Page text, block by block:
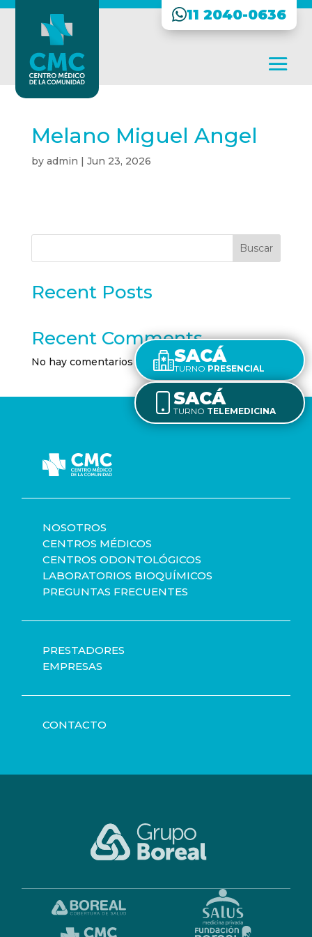
11 2040-0636
Melano Miguel Angel
by admin | Jun 23, 2026
Buscar
Recent Posts
Recent Comments
No hay comentarios que mostrar.SACÁ
TURNO PRESENCIAL
SACÁ
TURNO TELEMEDICINA
NOSOTROS
CENTROS MÉDICOS
CENTROS ODONTOLÓGICOS
LABORATORIOS BIOQUÍMICOS
PREGUNTAS FRECUENTES
PRESTADORES
EMPRESAS
CONTACTO